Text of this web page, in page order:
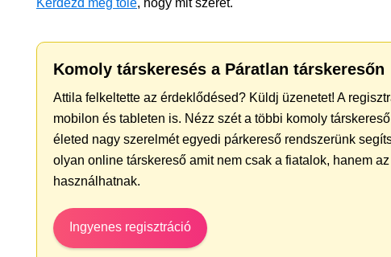
Kérdezd meg tőle, hogy mit szeret.
Komoly társkeresés a Páratlan társkeresőn
Attila felkeltette az érdeklődésed? Küldj üzenetet! A
mobilon és tableten is. Nézz szét a többi komoly
életed nagy szerelmét egyedi párkereső rendszerünk
olyan online társkereső amit nem csak a fiatalok, hanem
használhatnak.
Ingyenes regisztráció